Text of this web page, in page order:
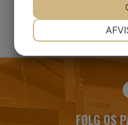
FØLG OS
MARKETING